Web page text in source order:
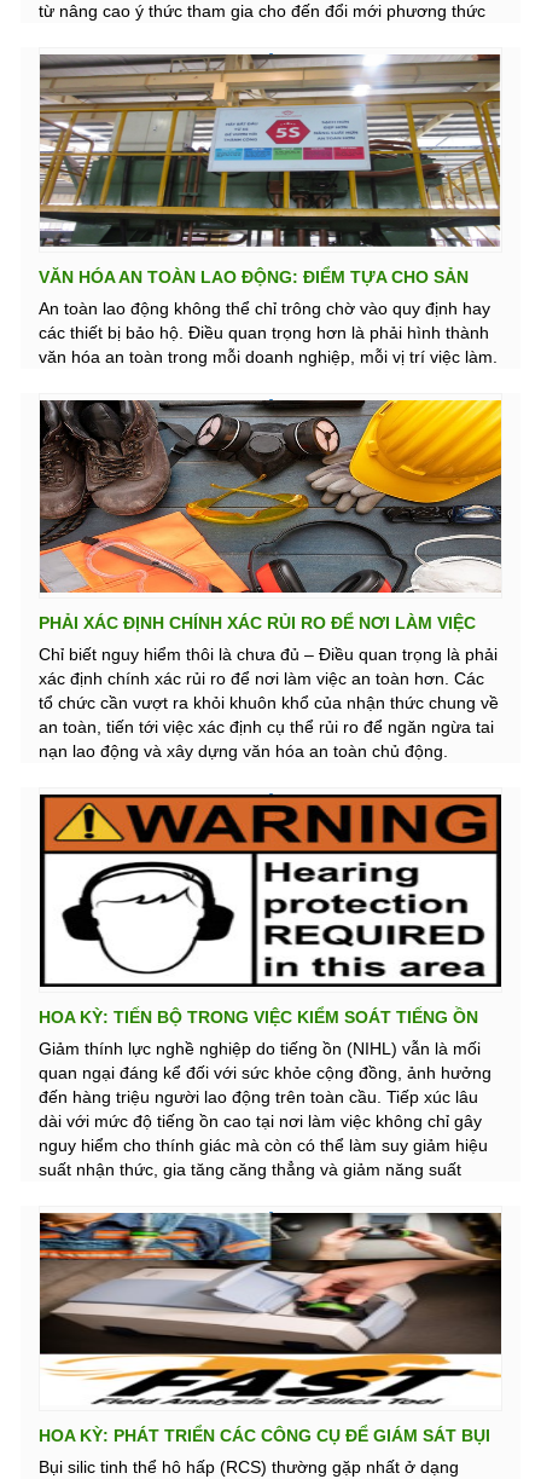
từ nâng cao ý thức tham gia cho đến đổi mới phương thức
VĂN HÓA AN TOÀN LAO ĐỘNG: ĐIỂM TỰA CHO SẢN
XUẤT BỀN VỮNG TẠI DOANH NGHIỆP
An toàn lao động không thể chỉ trông chờ vào quy định hay
các thiết bị bảo hộ. Điều quan trọng hơn là phải hình thành
văn hóa an toàn trong mỗi doanh nghiệp, mỗi vị trí việc làm.
PHẢI XÁC ĐỊNH CHÍNH XÁC RỦI RO ĐỂ NƠI LÀM VIỆC
AN TOÀN HƠN
Chỉ biết nguy hiểm thôi là chưa đủ – Điều quan trọng là phải
xác định chính xác rủi ro để nơi làm việc an toàn hơn. Các
tổ chức cần vượt ra khỏi khuôn khổ của nhận thức chung về
an toàn, tiến tới việc xác định cụ thể rủi ro để ngăn ngừa tai
nạn lao động và xây dựng văn hóa an toàn chủ động.
HOA KỲ: TIẾN BỘ TRONG VIỆC KIỂM SOÁT TIẾNG ỒN
VÀ THÍNH GIÁC Ở NƠI LÀM VIỆC
Giảm thính lực nghề nghiệp do tiếng ồn (NIHL) vẫn là mối
quan ngại đáng kể đối với sức khỏe cộng đồng, ảnh hưởng
đến hàng triệu người lao động trên toàn cầu. Tiếp xúc lâu
dài với mức độ tiếng ồn cao tại nơi làm việc không chỉ gây
nguy hiểm cho thính giác mà còn có thể làm suy giảm hiệu
suất nhận thức, gia tăng căng thẳng và giảm năng suất
còn liên quan đến căng thẳng tim mạch, rối loạn giấc ngủ
(đối với công nhân làm ca), giảm sự hài lòng trong công việc
và gia tăng nguy cơ tai nạn do giao tiếp kém hoặc không
nghe được cảnh báo.
HOA KỲ: PHÁT TRIỂN CÁC CÔNG CỤ ĐỂ GIÁM SÁT BỤI
HÔ HẤP SILICA TINH THỂ TRONG MÔI TRƯỜNG KHAI
Bụi silic tinh thể hô hấp (RCS) thường gặp nhất ở dạng